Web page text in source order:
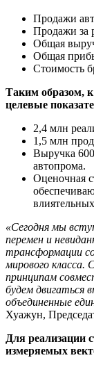
Продажи
Продажи за
Общая
Общая
Стоимость
Таким образом,
целевые
2,4 млн
1,5 млн
Выручка
автопрома.
Оценочная
«Сегодня мы
перемен и
трансформации
мирового класса.
принципам
будем двигаться
объединенные
Хуажун,
Для реализации
измеряемых